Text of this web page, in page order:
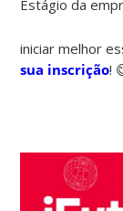
Estágio da
iniciar melhor
sua inscrição!